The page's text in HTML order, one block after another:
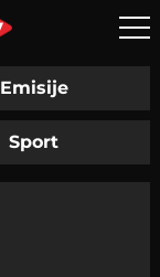
Emisije
Sport